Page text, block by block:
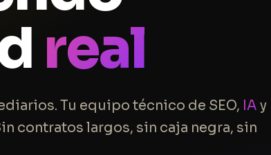
real
Tu equipo técnico de SEO, IA y
contratos largos, sin caja negra, sin